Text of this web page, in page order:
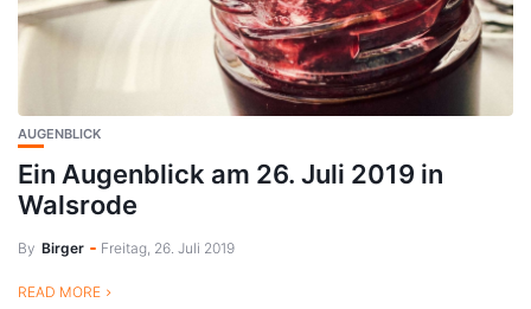
AUGENBLICK
Ein Augenblick am 26. Juli 2019 in
Walsrode
By Birger Freitag, 26. Juli 2019
READ MORE